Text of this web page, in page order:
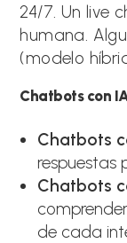
24/7. Un live
humana.
(modelo
Chatbots con
Chatbots
respuestas
Chatbots
de cada